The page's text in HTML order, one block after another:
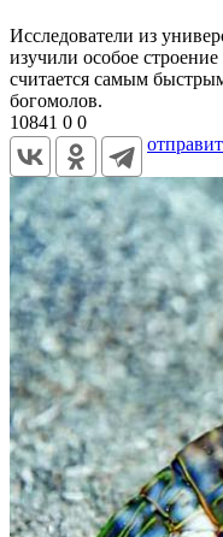
Исследователи из
изучили особое
считается самым
богомолов.
10841 0 0